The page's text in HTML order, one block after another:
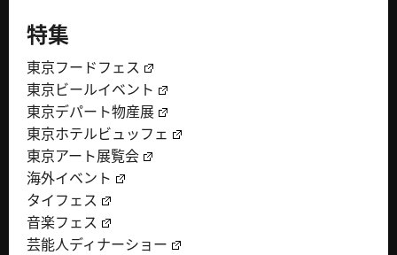
特集
東京フードフェス
東京ビールイベント
東京デパート物産展
東京ホテルビュッフェ
東京アート展覧会
海外イベント
タイフェス
音楽フェス
芸能人ディナーショー